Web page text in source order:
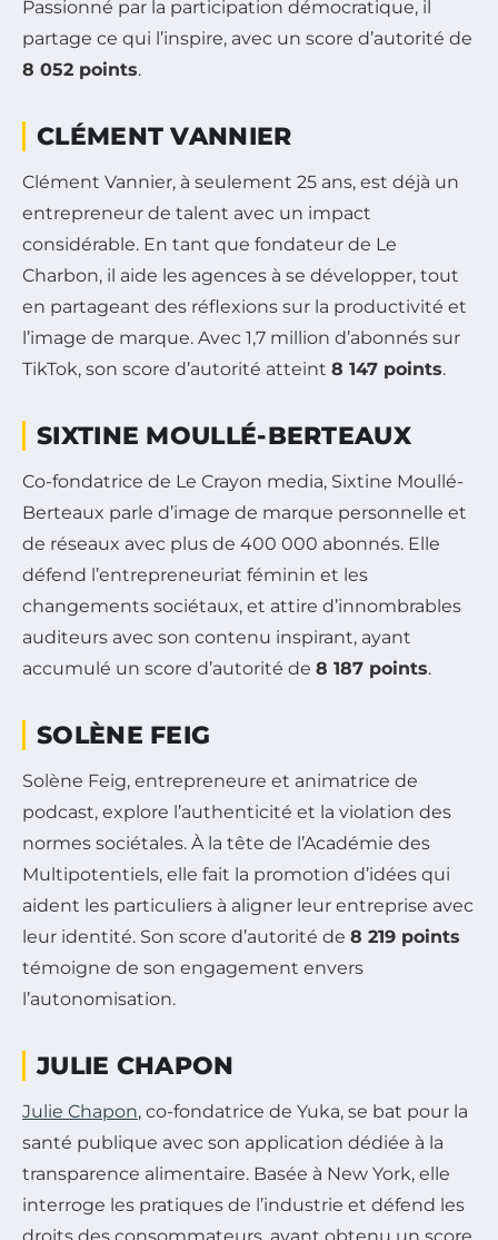
Passionné par la participation démocratique, il
partage ce qui l’inspire, avec un score d’autorité de
8 052 points.
CLÉMENT VANNIER
Clément Vannier, à seulement 25 ans, est déjà un
entrepreneur de talent avec un impact
considérable. En tant que fondateur de Le
Charbon, il aide les agences à se développer, tout
en partageant des réflexions sur la productivité et
l’image de marque. Avec 1,7 million d’abonnés sur
TikTok, son score d’autorité atteint 8 147 points.
SIXTINE MOULLÉ-BERTEAUX
Co-fondatrice de Le Crayon media, Sixtine Moullé-
Berteaux parle d’image de marque personnelle et
de réseaux avec plus de 400 000 abonnés. Elle
défend l’entrepreneuriat féminin et les
changements sociétaux, et attire d’innombrables
auditeurs avec son contenu inspirant, ayant
accumulé un score d’autorité de 8 187 points.
SOLÈNE FEIG
Solène Feig, entrepreneure et animatrice de
podcast, explore l’authenticité et la violation des
normes sociétales. À la tête de l’Académie des
Multipotentiels, elle fait la promotion d’idées qui
aident les particuliers à aligner leur entreprise avec
leur identité. Son score d’autorité de 8 219 points
témoigne de son engagement envers
l’autonomisation.
JULIE CHAPON
Julie Chapon, co-fondatrice de Yuka, se bat pour la
santé publique avec son application dédiée à la
transparence alimentaire. Basée à New York, elle
interroge les pratiques de l’industrie et défend les